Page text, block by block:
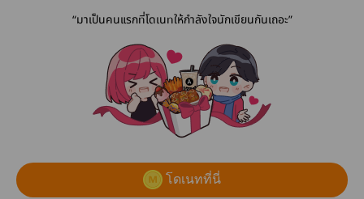
“มาเป็นคนแรกที่โดเนทให้กำลังใจนักเขียนกันเถอะ”
โดเนทที่นี่